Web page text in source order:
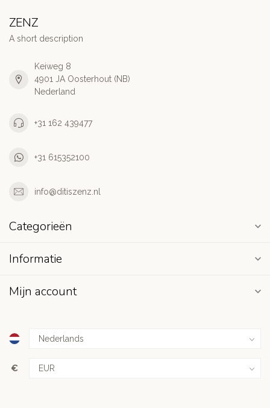
ZENZ
A short description
Keiweg 8
4901 JA Oosterhout (NB)
Nederland
+31 162 439477
+31 615352100
info@ditiszenz.nl
Categorieën
Informatie
Mijn account
€